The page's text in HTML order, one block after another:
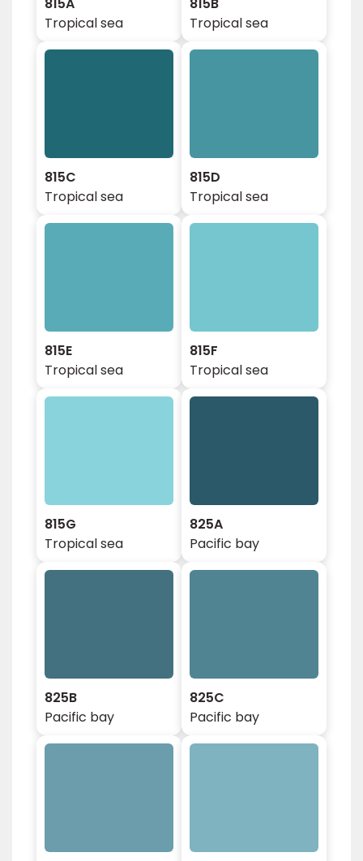
Tropical sea
Tropical sea
815C
Tropical sea
815D
Tropical sea
815E
Tropical sea
815F
Tropical sea
815G
Tropical sea
825A
Pacific bay
825B
Pacific bay
825C
Pacific bay